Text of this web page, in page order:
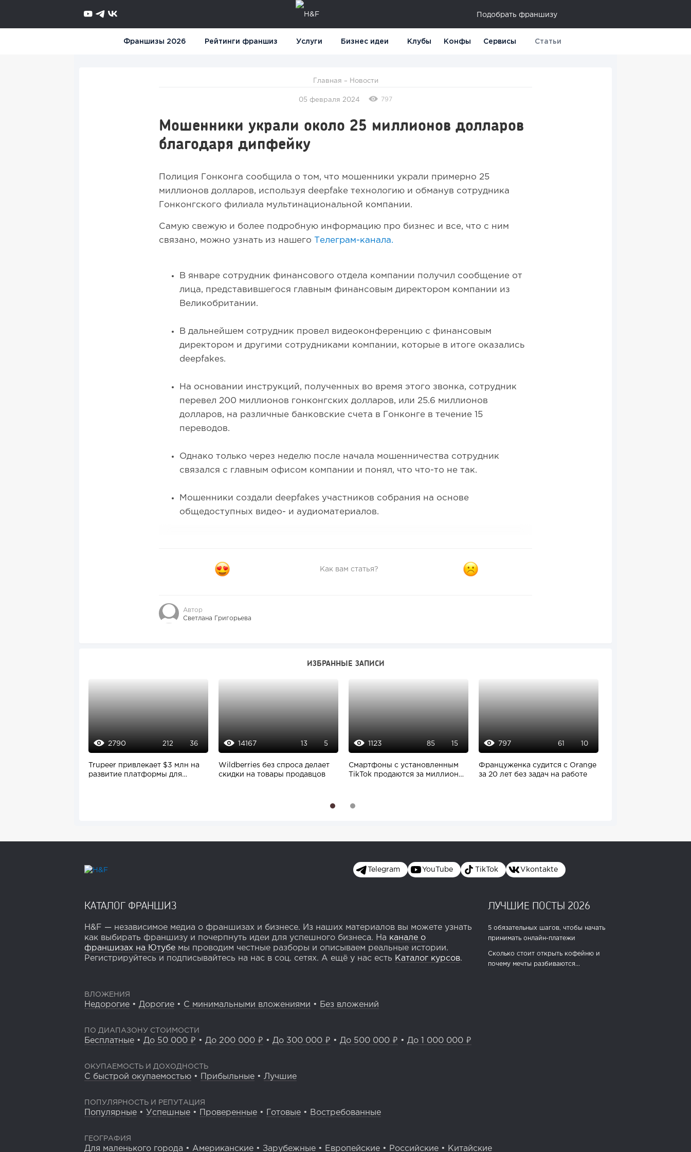
Подобрать франшизу
Франшизы 2026 Рейтинги франшиз Услуги Бизнес идеи Клубы Конфы Сервисы Статьи
Главная – Новости
05 февраля 2024 797
Мошенники украли около 25 миллионов долларов
благодаря дипфейку
Полиция Гонконга сообщила о том, что мошенники украли примерно 25
миллионов долларов, используя deepfake технологию и обманув сотрудника
Гонконгского филиала мультинациональной компании.
Самую свежую и более подробную информацию про бизнес и все, что с ним
связано, можно узнать из нашего
Телеграм-канала.
В январе сотрудник финансового отдела компании получил сообщение от
лица, представившегося главным финансовым директором компании из
Великобритании.
В дальнейшем сотрудник провел видеоконференцию с финансовым
директором и другими сотрудниками компании, которые в итоге оказались
deepfakes.
На основании инструкций, полученных во время этого звонка, сотрудник
перевел 200 миллионов гонконгских долларов, или 25.6 миллионов
долларов, на различные банковские счета в Гонконге в течение 15
переводов.
Однако только через неделю после начала мошенничества сотрудник
связался с главным офисом компании и понял, что что-то не так.
Мошенники создали deepfakes участников собрания на основе
общедоступных видео- и аудиоматериалов.
Как вам статья?
Автор
Светлана Григорьева
ИЗБРАННЫЕ ЗАПИСИ
2790 212 36
Trupeer привлекает $3 млн на
развитие платформы для
14167 13 5
Wildberries без спроса делает
скидки на товары продавцов
1123 85 15
Смартфоны с установленным
TikTok продаются за миллионы
797 61 10
Француженка судится с Orange
за 20 лет без задач на работе
2
Telegram YouTube TikTok Vkontakte
КАТАЛОГ ФРАНШИЗ
H&F — независимое медиа о франшизах и бизнесе. Из наших материалов вы можете узнать
как выбирать франшизу и почерпнуть идеи для успешного бизнеса. На канале о
франшизах на Ютубе мы проводим честные разборы и описываем реальные истории.
Регистрируйтесь и подписывайтесь на нас в соц. сетях. А ещё у нас есть Каталог курсов.
ЛУЧШИЕ ПОСТЫ 2026
5 обязательных шагов, чтобы начать
принимать онлайн-платежи
Сколько стоит открыть кофейню и
почему мечты разбиваются...
ВЛОЖЕНИЯ
Недорогие • Дорогие • С минимальными вложениями • Без вложений
ПО ДИАПАЗОНУ СТОИМОСТИ
Бесплатные • До 50 000 ₽ • До 200 000 ₽ • До 300 000 ₽ • До 500 000 ₽ • До 1 000 000 ₽
ОКУПАЕМОСТЬ И ДОХОДНОСТЬ
С быстрой окупаемостью • Прибыльные • Лучшие
ПОПУЛЯРНОСТЬ И РЕПУТАЦИЯ
Популярные • Успешные • Проверенные • Готовые • Востребованные
ГЕОГРАФИЯ
Для маленького города • Американские • Зарубежные • Европейские • Российские • Китайские